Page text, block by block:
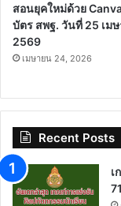
สอนยุคใหม่ด้วย
บัตร สพฐ. วันที่ 25 เม
2569
เมษายน 24, 2026
Recent Posts
เ